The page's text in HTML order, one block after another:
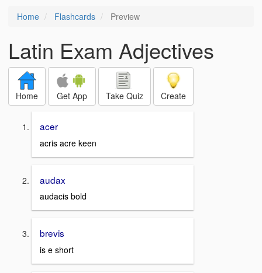
Home Flashcards Preview
Latin Exam Adjectives
Home Get App Take Quiz Create
acer
acris acre keen
audax
audacis bold
brevis
is e short